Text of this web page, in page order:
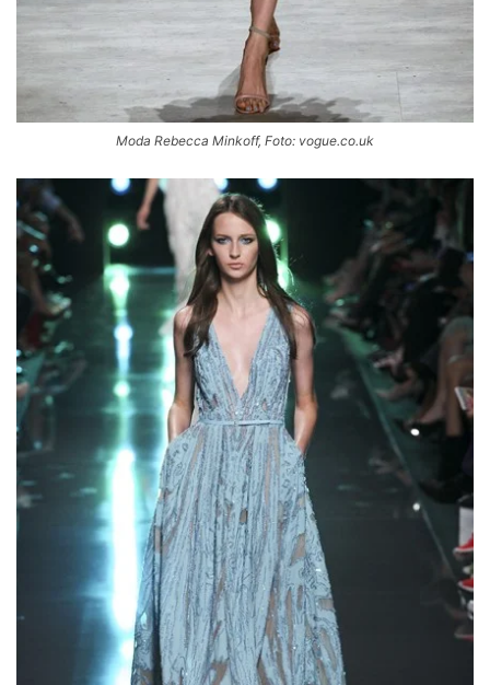
Moda Rebecca Minkoff, Foto: vogue.co.uk